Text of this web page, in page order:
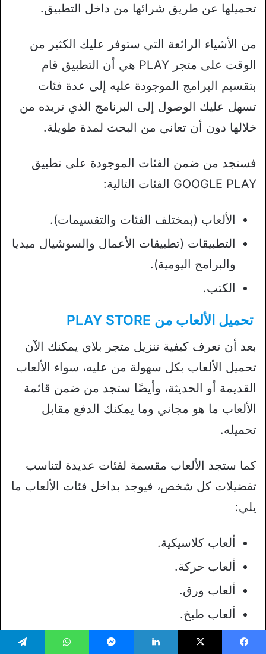
تحميلها عن طريق شرائها من داخل التطبيق.
من الأشياء الرائعة التي ستوفر عليك الكثير من
الوقت على متجر PLAY هي أن التطبيق قام
بتقسيم البرامج الموجودة عليه إلى عدة فئات
تسهل عليك الوصول إلى البرنامج الذي تريده من
خلالها دون أن تعاني من البحث لمدة طويلة.
فستجد من ضمن الفئات الموجودة على تطبيق
GOOGLE PLAY الفئات التالية:
الألعاب (بمختلف الفئات والتقسيمات).
التطبيقات (تطبيقات الأعمال والسوشيال ميديا
والبرامج اليومية).
الكتب.
تحميل الألعاب من PLAY STORE
بعد أن تعرف كيفية تنزيل متجر بلاي يمكنك الآن
تحميل الألعاب بكل سهولة من عليه، سواء الألعاب
القديمة أو الحديثة، وأيضًا ستجد من ضمن قائمة
الألعاب ما هو مجاني وما يمكنك الدفع مقابل
تحميله.
كما ستجد الألعاب مقسمة لفئات عديدة لتناسب
تفضيلات كل شخص، فيوجد بداخل فئات الألعاب ما
يلي:
ألعاب كلاسيكية.
ألعاب حركة.
ألعاب ورق.
ألعاب طبخ.
ألعاب تعليمية.